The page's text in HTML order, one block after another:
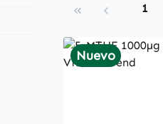
Page
1
Nuevo